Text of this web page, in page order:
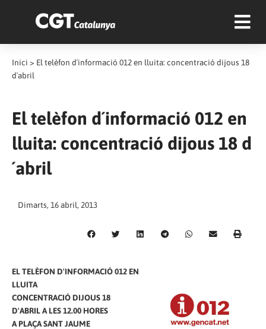
Inici > El telèfon d´informació 012 en lluita: concentració dijous 18
d´abril
El telèfon d´informació 012 en
lluita: concentració dijous 18 d
´abril
Dimarts, 16 abril, 2013
EL TELÈFON D'INFORMACIÓ 012 EN
LLUITA
CONCENTRACIÓ DIJOUS 18
D'ABRIL A LES 12.00 HORES
A PLAÇA SANT JAUME